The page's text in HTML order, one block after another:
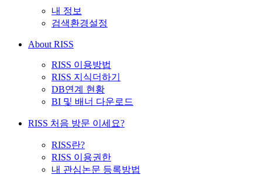
내 정보
검색환경설정
About RISS
RISS 이용방법
RISS 지식더하기
DB연계 현황
BI 및 배너 다운로드
RISS 처음 방문 이세요?
RISS란?
RISS 이용권한
내 관심논문 등록방법